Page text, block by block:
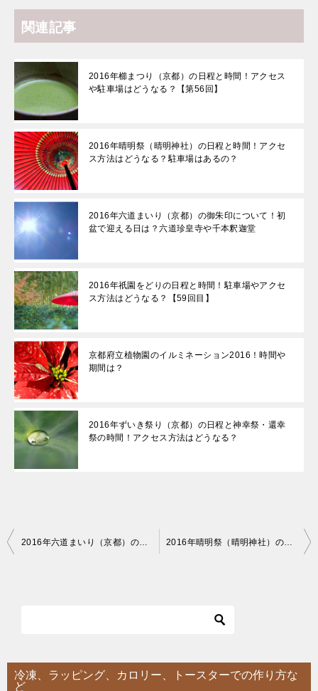
関連記事
2016年櫛まつり（京都）の日程と時間！アクセス
や駐車場はどうなる？【第56回】
2016年晴明祭（晴明神社）の日程と時間！アクセ
ス方法はどうなる？駐車場はあるの？
2016年六道まいり（京都）の御朱印について！初
盆で迎える日は？六道珍皇寺や千本釈迦堂
2016年祇園をどりの日程と時間！駐車場やアクセ
ス方法はどうなる？【59回目】
京都府立植物園のイルミネーション2016！時間や
期間は？
2016年ずいき祭り（京都）の日程と神幸祭・還幸
祭の時間！アクセス方法はどうなる？
投
シ
2016年六道まいり（京都）の御朱印について！初盆で迎える日は？六道珍皇寺や千本釈迦堂 2016年晴明祭（晴明神社）の日程と時間！アクセス方法はどうなる？駐車場はあるの？
冷凍、ラッピング、カロリー、トースターでの作り方な
ど